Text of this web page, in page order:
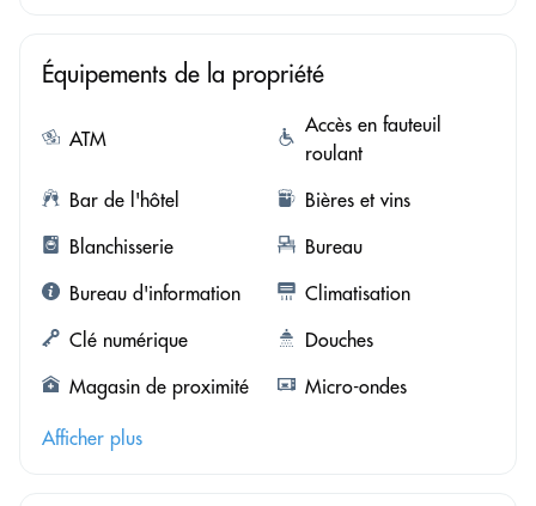
Équipements de la propriété
ATM
Accès en fauteuil
roulant
Bar de l'hôtel
Bières et vins
Blanchisserie
Bureau
Bureau d'information
Climatisation
Clé numérique
Douches
Magasin de proximité
Micro-ondes
Afficher plus